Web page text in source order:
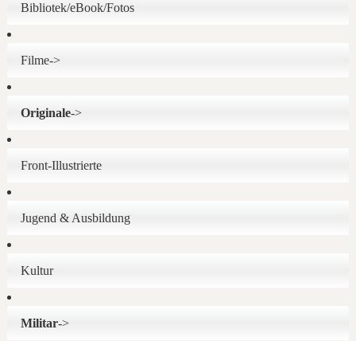
Bibliotek/eBook/Fotos
Filme->
Originale->
Front-Illustrierte
Jugend & Ausbildung
Kultur
Militar->